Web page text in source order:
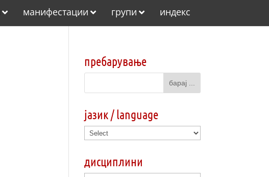
манифестации групи индекс
пребарување
јазик / language
дисциплини